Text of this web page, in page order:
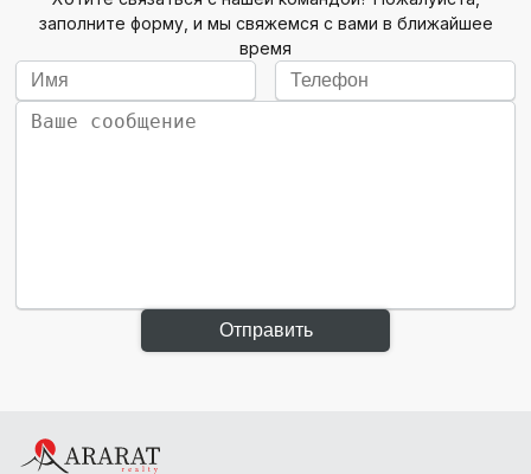
заполните форму, и мы свяжемся с вами в ближайшее
время
Отправить